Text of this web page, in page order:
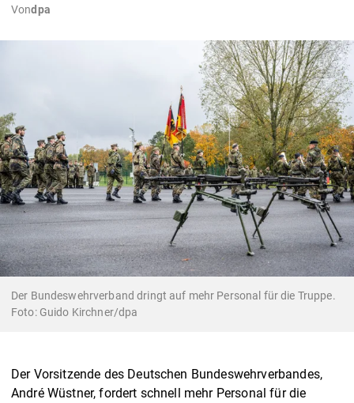
Vondpa
Der Bundeswehrverband dringt auf mehr Personal für die Truppe.
Foto: Guido Kirchner/dpa
Der Vorsitzende des Deutschen Bundeswehrverbandes,
André Wüstner, fordert schnell mehr Personal für die